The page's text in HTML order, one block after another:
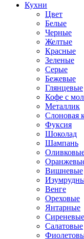
Кухни
Цвет
Белые
Черные
Желтые
Красные
Зеленые
Серые
Бежевые
Глянцевые
Кофе с
Металлик
Слоновая
Фуксия
Шоколад
Шампань
Вишневые
Венге
Ореховые
Янтарные
Сиреневые
Салатовые